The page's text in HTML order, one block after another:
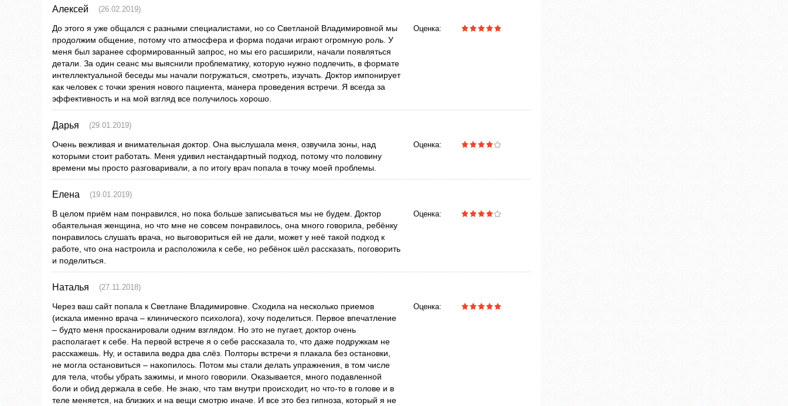
Алексей (26.02.2019)
До этого я уже общался с разными специалистами, но со Светланой Владимировной мы
продолжим общение, потому что атмосфера и форма подачи играют огромную роль. У
меня был заранее сформированный запрос, но мы его расширили, начали появляться
детали. За один сеанс мы выяснили проблематику, которую нужно подлечить, в формате
интеллектуальной беседы мы начали погружаться, смотреть, изучать. Доктор импонирует
как человек с точки зрения нового пациента, манера проведения встречи. Я всегда за
эффективность и на мой взгляд все получилось хорошо.
Оценка:
Дарья (29.01.2019)
Очень вежливая и внимательная доктор. Она выслушала меня, озвучила зоны, над
которыми стоит работать. Меня удивил нестандартный подход, потому что половину
времени мы просто разговаривали, а по итогу врач попала в точку моей проблемы.
Оценка:
Елена (19.01.2019)
В целом приём нам понравился, но пока больше записываться мы не будем. Доктор
обаятельная женщина, но что мне не совсем понравилось, она много говорила, ребёнку
понравилось слушать врача, но выговориться ей не дали, может у неё такой подход к
работе, что она настроила и расположила к себе, но ребёнок шёл рассказать, поговорить
и поделиться.
Оценка:
Наталья (27.11.2018)
Через ваш сайт попала к Светлане Владимировне. Сходила на несколько приемов
(искала именно врача – клинического психолога), хочу поделиться. Первое впечатление
– будто меня просканировали одним взглядом. Но это не пугает, доктор очень
располагает к себе. На первой встрече я о себе рассказала то, что даже подружкам не
расскажешь. Ну, и оставила ведра два слёз. Полторы встречи я плакала без остановки,
не могла остановиться – накопилось. Потом мы стали делать упражнения, в том числе
для тела, чтобы убрать зажимы, и много говорили. Оказывается, много подавленной
боли и обид держала в себе. Не знаю, что там внутри происходит, но что-то в голове и в
теле меняется, на близких и на вещи смотрю иначе. И все это без гипноза, который я не
Оценка: